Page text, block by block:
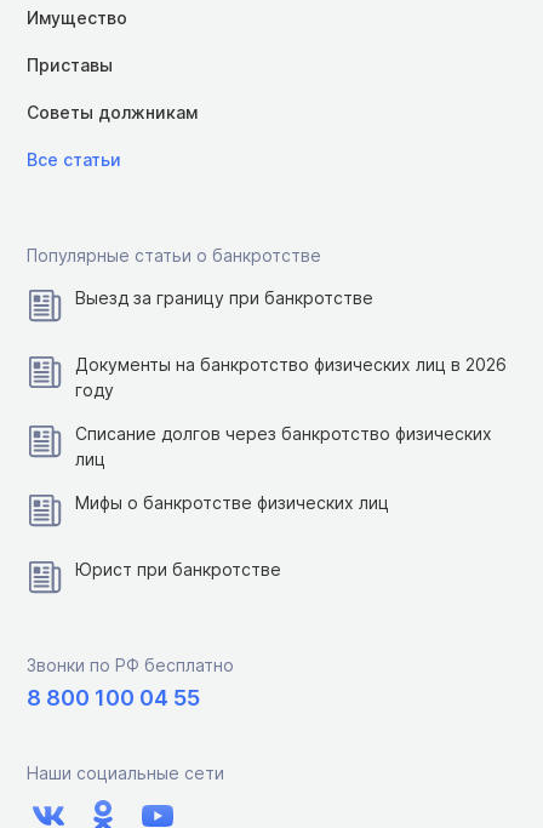
Имущество
Приставы
Советы должникам
Все статьи
Популярные статьи о банкротстве
Выезд за границу при банкротстве
Документы на банкротство физических лиц в 2026
году
Списание долгов через банкротство физических
лиц
Мифы о банкротстве физических лиц
Юрист при банкротстве
Звонки по РФ бесплатно
8 800 100 04 55
Наши социальные сети